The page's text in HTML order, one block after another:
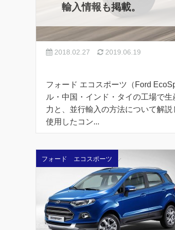
輸入情報も掲載。
2018.02.27 2019.06.19
フォード エコスポーツ（Ford
ル・中国・インド・タイの工場で
力と、並行輸入の方法について解
使用したコン...
フォード エコスポーツ